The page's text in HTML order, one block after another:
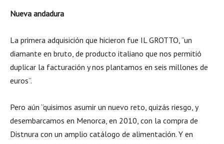
Nueva andadura
La primera adquisición que hicieron fue IL GROTTO, “un
diamante en bruto, de producto italiano que nos permitió
duplicar la facturación y nos plantamos en seis millones de
euros”.
Pero aún “quisimos asumir un nuevo reto, quizás riesgo, y
desembarcamos en Menorca, en 2010, con la compra de
Distnura con un amplio catálogo de alimentación. Y en